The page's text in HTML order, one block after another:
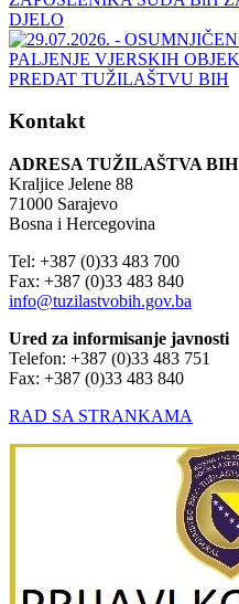
Kontakt
ADRESA TUŽILAŠTVA BIH
Kraljice Jelene 88
71000 Sarajevo
Bosna i Hercegovina
Tel: +387 (0)33 483 700
Fax: +387 (0)33 483 840
info@tuzilastvobih.gov.ba
Ured za informisanje javnosti
Telefon: +387 (0)33 483 751
Fax: +387 (0)33 483 840
RAD SA STRANKAMA